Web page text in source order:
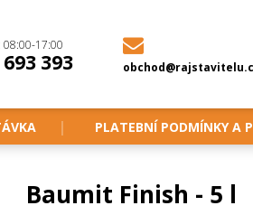
08:00-17:00
393
PLATEBNÍ PODMÍNKY A
Baumit Finish - 5 l